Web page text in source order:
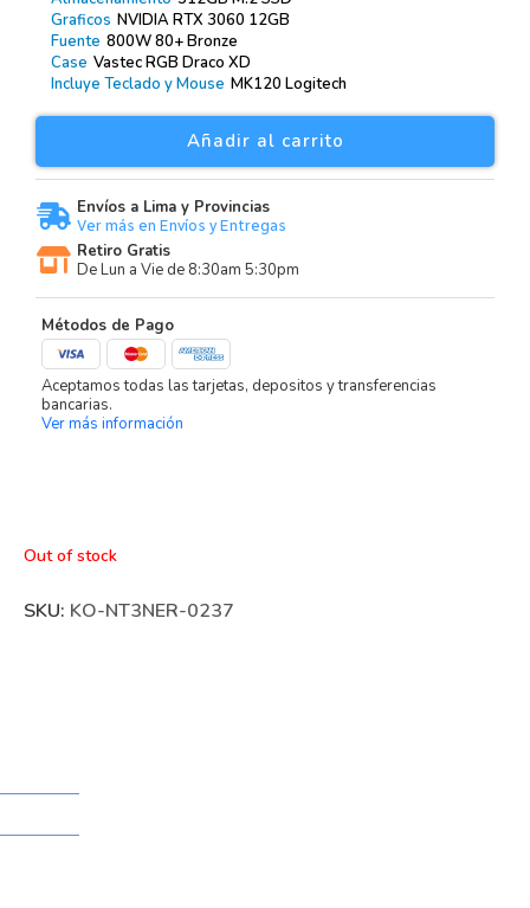
Graficos NVIDIA RTX 3060 12GB
Fuente 800W 80+ Bronze
Case Vastec RGB Draco XD
Incluye Teclado y Mouse MK120 Logitech
Añadir al carrito
Envíos a Lima y Provincias
Ver más en Envíos y Entregas
Retiro Gratis
De Lun a Vie de 8:30am 5:30pm
Métodos de Pago
Aceptamos todas las tarjetas, depositos y transferencias
bancarias.
Ver más información
Out of stock
SKU: KO-NT3NER-0237